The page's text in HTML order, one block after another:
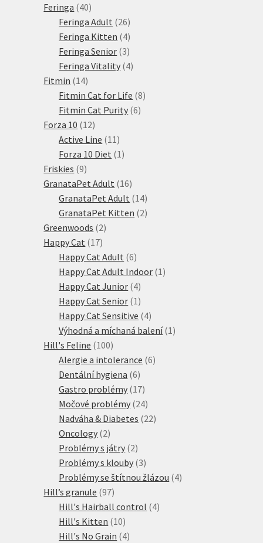
produkty
Feringa 4040
produktů
Feringa Adult 2626
produktů
Feringa Kitten 44
produkty
Feringa Senior 33
produkty
Feringa Vitality 44
Fitmin 1414
produktů
Fitmin Cat for Life 88
Fitmin Cat Purity 66
Forza 10 1212
produktů
Active Line 1111
produktů
Forza 10 Diet 11
Friskies 99
produktů
GranataPet Adult 1616
produktů
GranataPet Adult 1414
produktů
GranataPet Kitten 22
Greenwoods 22
Happy Cat 1717
produktů
Happy Cat Adult 66
produktů
Happy Cat Adult Indoor 11
Happy Cat Junior 44
produkty
Happy Cat Senior 11
produkt
Happy Cat Sensitive 44
produkty
Výhodná a míchaná balení 11
Hill's Feline 100100
produktů
Alergie a intolerance 66
Dentální hygiena 66
produktů
Gastro problémy 1717
produktů
Močové problémy 2424
produktů
Nadváha & Diabetes 2222
Oncology 22
produkty
Problémy s játry 22
produkty
Problémy s klouby 33
produkty
Problémy se štítnou žlázou 44
Hill’s granule 9797
produktů
Hill's Hairball control 44
Hill's Kitten 1010
produktů
Hill's No Grain 44